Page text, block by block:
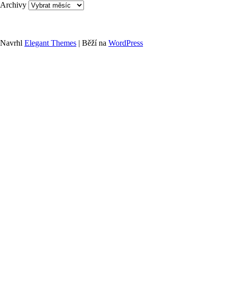
Archivy
Navrhl Elegant Themes | Běží na WordPress